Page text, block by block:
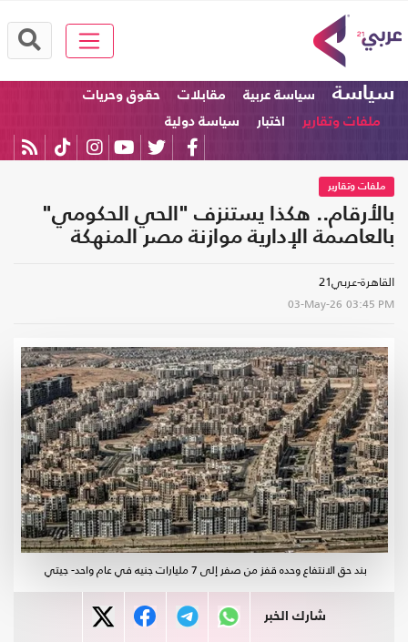
سياسة سياسة عربية مقابلات
حقوق وحريات
ملفات وتقارير
اختبار سياسة دولية
ملفات وتقارير
بالأرقام.. هكذا يستنزف "الحي الحكومي"
بالعاصمة الإدارية موازنة مصر المنهكة
القاهرة-عربي21
03-May-26 03:45 PM
بند حق الانتفاع وحده قفز من صفر إلى 7 مليارات جنيه في عام واحد- جيتي
شارك الخبر